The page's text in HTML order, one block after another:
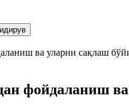
фойдаланиш